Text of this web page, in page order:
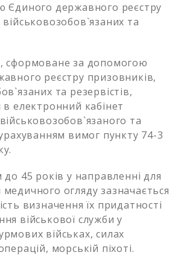
Єдиного державного реєстру
та
сформоване за допомогою
реєстру призовників,
та резервістів,
в електронний кабінет
та
вимог пункту 74-3
45 років у направленні для
огляду зазначається
визначення їх придатності
військової служби у
військах, силах
морській піхоті.